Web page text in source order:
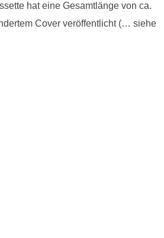
hat eine Gesamtlänge von ca.
Cover veröffentlicht (… siehe